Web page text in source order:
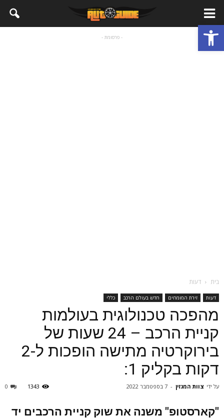
פתח סרגל נגישות - פרסומת -
בית דעות
דעות זירת המומחים חדש בעולם הרכב כללי
מהפכה טכנולוגית בעולמות
קניית הרכב – 24 שעות של
בירוקרטיה מתישה הופכות ל-2
דקות בקליק 1:
על ידי צוות המגזין - 7 בספטמבר 2022 0 1343
"קארסטופ" משנה את שוק קניית הרכבים יד